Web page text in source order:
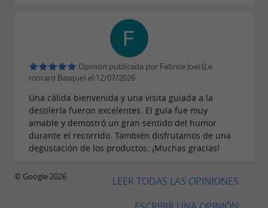
Destilería Brana, 775 route d'Arrosa, Village des
crafts, Ossès (64780).
Tel. 05 59 49 23 98.
También hay una tienda abierta en Saint-Jean-
Pied-de-Port.
Maison Brana también posee un viñedo en
finca está abierta todo el verano y ofrece visitas
guiadas, venta de productos y la posibilidad de
Opinión publicada por Fabrice Joel (Le
motard Basque) el 12/07/2026
Una cálida bienvenida y una visita guiada a la
destilería fueron excelentes. El guía fue muy
amable y demostró un gran sentido del humor
durante el recorrido. También disfrutamos de una
degustación de los productos. ¡Muchas gracias!
LEER TODAS LAS OPINIONES
© Google 2026